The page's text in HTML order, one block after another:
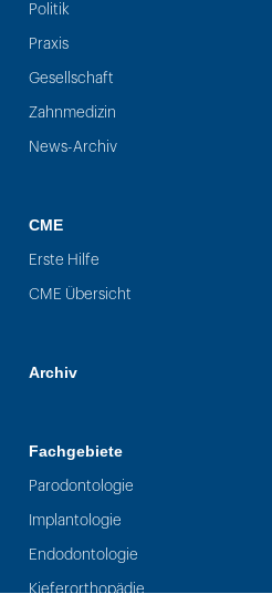
Politik
Praxis
Gesellschaft
Zahnmedizin
News-Archiv
CME
Erste Hilfe
CME Übersicht
Archiv
Fachgebiete
Parodontologie
Implantologie
Endodontologie
Kieferorthopädie